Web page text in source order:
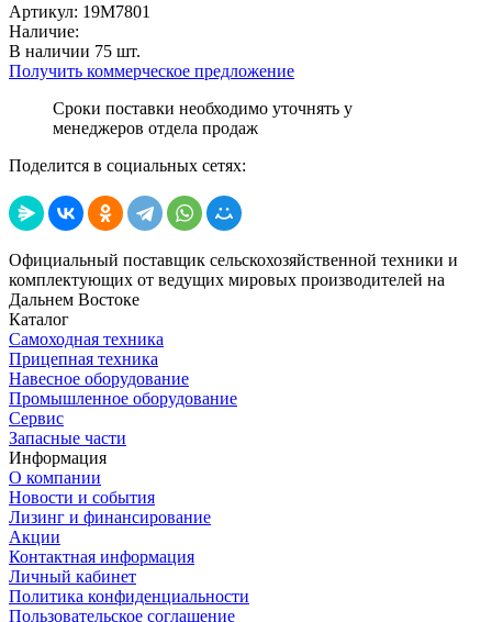
Артикул: 19M7801
Наличие:
В наличии 75 шт.
Получить коммерческое предложение
Сроки поставки необходимо уточнять у
менеджеров отдела продаж
Поделится в социальных сетях:
Официальный поставщик сельскохозяйственной техники и
комплектующих от ведущих мировых производителей на
Дальнем Востоке
Каталог
Самоходная техника
Прицепная техника
Навесное оборудование
Промышленное оборудование
Сервис
Запасные части
Информация
О компании
Новости и события
Лизинг и финансирование
Акции
Контактная информация
Личный кабинет
Политика конфиденциальности
Пользовательское соглашение